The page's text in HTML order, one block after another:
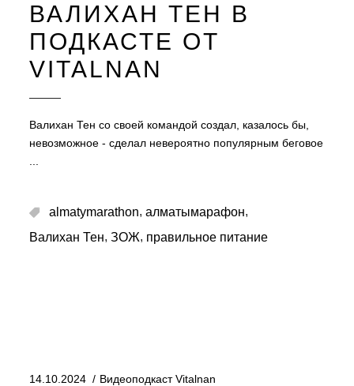
ВАЛИХАН ТЕН В
ПОДКАСТЕ ОТ
VITALNAN
Валихан Тен со своей командой создал, казалось бы,
невозможное - сделал невероятно популярным беговое
almatymarathon, алматымарафон,
Валихан Тен, ЗОЖ, правильное питание
14.10.2024 Видеоподкаст Vitalnan